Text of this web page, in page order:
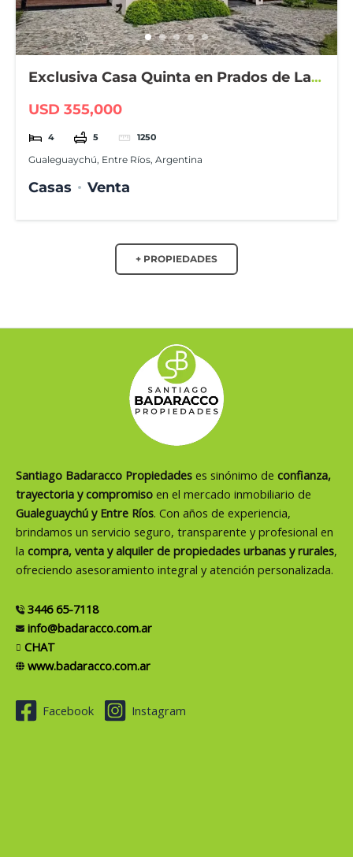
Exclusiva Casa Quinta en Prados de La
USD 355,000
4 5 1250
Gualeguaychú, Entre Ríos, Argentina
Casas Venta
+ PROPIEDADES
Santiago Badaracco Propiedades es sinónimo de confianza,
trayectoria y compromiso en el mercado inmobiliario de
Gualeguaychú y Entre Ríos. Con años de experiencia,
brindamos un servicio seguro, transparente y profesional en
la compra, venta y alquiler de propiedades urbanas y rurales,
ofreciendo asesoramiento integral y atención personalizada.
3446 65-7118
info@badaracco.com.ar
CHAT
www.badaracco.com.ar
Facebook Instagram